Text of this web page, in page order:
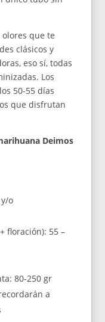
que te
clásicos y
eso sí, todas
Los
50-55 días
que disfrutan
Deimos
o
floración): 55 –
80-250 gr
a